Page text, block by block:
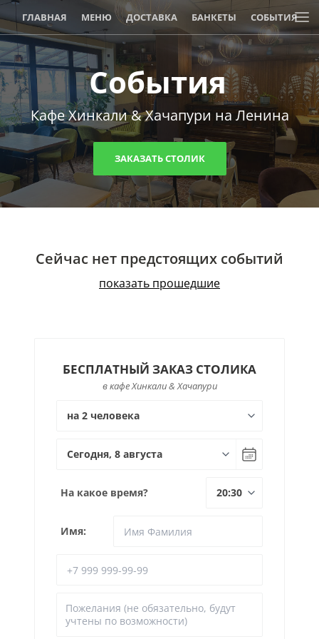
ГЛАВНАЯ МЕНЮ ДОСТАВКА БАНКЕТЫ СОБЫТИЯ
АКЦИИ И СКИДКИ
События
Кафе Хинкали & Хачапури на Ленина
ЗАКАЗАТЬ СТОЛИК
Сейчас нет предстоящих событий
показать прошедшие
БЕСПЛАТНЫЙ ЗАКАЗ СТОЛИКА
в кафе Хинкали & Хачапури
На какое время?
Имя: